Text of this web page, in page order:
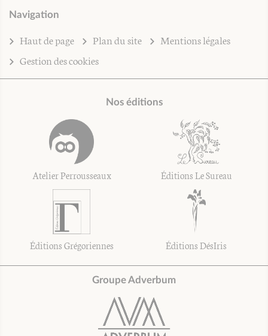
Navigation
Haut de page Plan du site
Mentions légales
Gestion des cookies
Nos éditions
Atelier Perrousseaux Éditions Le Sureau
Éditions Grégoriennes Éditions DésIris
Groupe Adverbum